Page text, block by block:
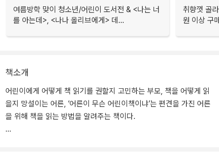
여름방학 맞이 청소년/어린이 도서전 & <나는 너
를 아는데>, <나나 올리브에게> 데...
취향껏 골
원 이상 구
책소개
어린이에게 어떻게 책 읽기를 권할지 고민하는 부모, 책을 어떻게 읽
을지 망설이는 어른, ‘어른이 무슨 어린이책이냐’는 편견을 가진 어른
을 위해 책을 읽는 방법을 알려주는 책이다.